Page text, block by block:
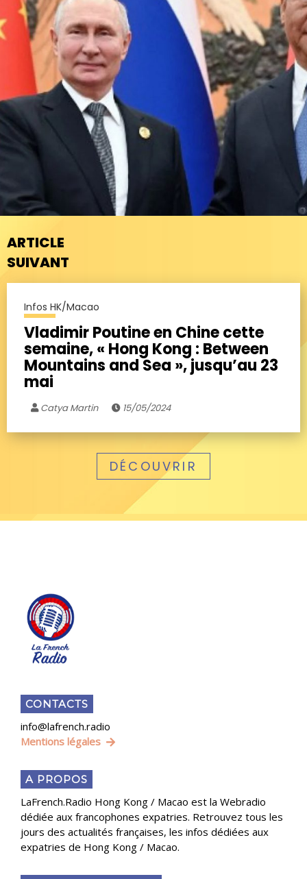
ARTICLE
SUIVANT
Infos HK/Macao
Vladimir Poutine en Chine cette
semaine, « Hong Kong : Between
Mountains and Sea », jusqu’au 23
mai
Catya Martin 15/05/2024
DÉCOUVRIR
CONTACTS
info@lafrench.radio
Mentions légales
A PROPOS
LaFrench.Radio Hong Kong / Macao est la Webradio
dédiée aux francophones expatries. Retrouvez tous les
jours des actualités françaises, les infos dédiées aux
expatries de Hong Kong / Macao.